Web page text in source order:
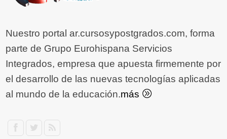
Nuestro portal ar.cursosypostgrados.com, forma
parte de Grupo Eurohispana Servicios
Integrados, empresa que apuesta firmemente por
el desarrollo de las nuevas tecnologías aplicadas
al mundo de la educación.más